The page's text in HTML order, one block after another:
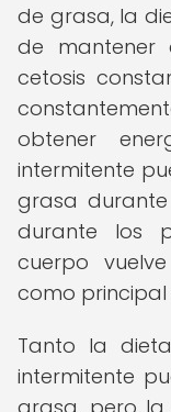
de grasa, la
de
cetosis
obtener
intermitente
grasa
durante los
cuerpo
como
Tanto la
intermitente